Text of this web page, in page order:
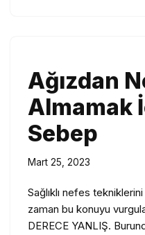
Ağızdan
Almamak
Sebep
Mart 25, 2023
Sağlıklı nefes
zaman bu konuyu
DERECE YANLIŞ.